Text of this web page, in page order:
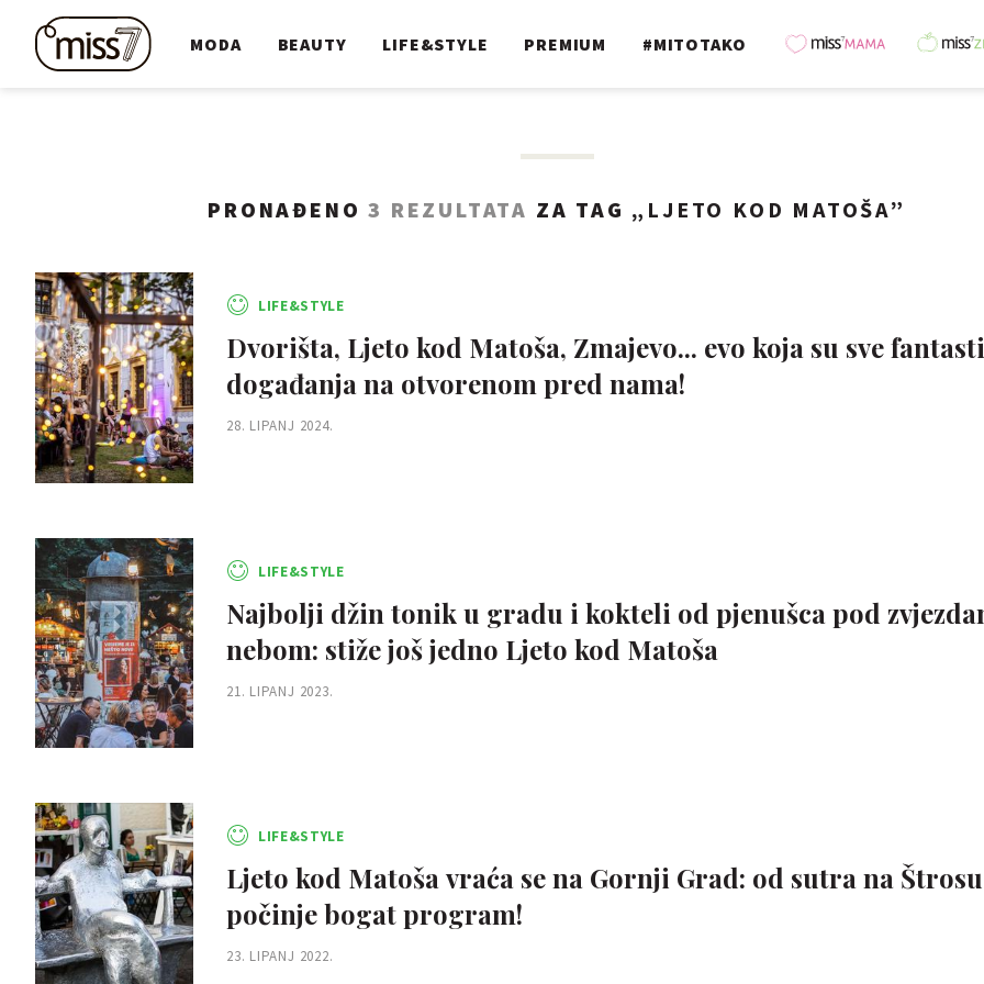
MODA BEAUTY LIFE&STYLE PREMIUM #MITOTAKO
PRONAĐENO3 REZULTATA ZA TAG „ LJETO KOD MATOŠA”
LIFE&STYLE
Dvorišta, Ljeto kod Matoša, Zmajevo... evo koja su sve
događanja na otvorenom pred nama!
28. LIPANJ 2024.
LIFE&STYLE
Najbolji džin tonik u gradu i kokteli od pjenušca pod
nebom: stiže još jedno Ljeto kod Matoša
21. LIPANJ 2023.
LIFE&STYLE
Ljeto kod Matoša vraća se na Gornji Grad: od sutra na Štrosu
počinje bogat program!
23. LIPANJ 2022.